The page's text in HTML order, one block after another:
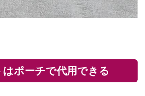
ポーチで代用できる